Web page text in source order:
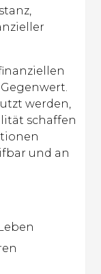
werden,
schaffen
und an